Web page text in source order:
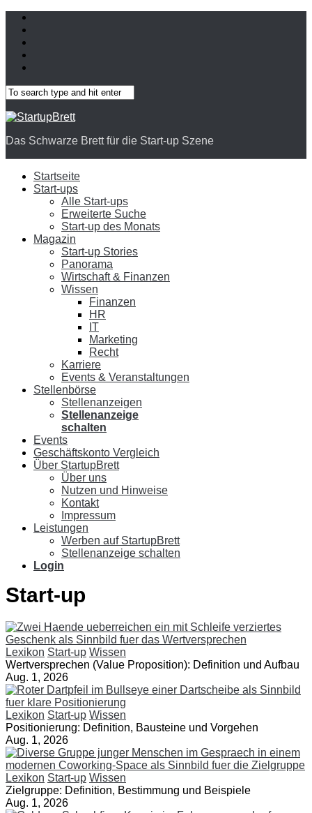
Das Schwarze Brett für die Start-up Szene
Startseite
Start-ups
Alle Start-ups
Erweiterte Suche
Start-up des Monats
Magazin
Start-up Stories
Panorama
Wirtschaft & Finanzen
Wissen
Finanzen
HR
IT
Marketing
Recht
Karriere
Events & Veranstaltungen
Stellenbörse
Stellenanzeigen
Stellenanzeige
schalten
Events
Geschäftskonto Vergleich
Über StartupBrett
Über uns
Nutzen und Hinweise
Kontakt
Impressum
Leistungen
Werben auf StartupBrett
Stellenanzeige schalten
Login
Start-up
Lexikon Start-up Wissen
Wertversprechen (Value Proposition): Definition und Aufbau
Aug. 1, 2026
Lexikon Start-up Wissen
Positionierung: Definition, Bausteine und Vorgehen
Aug. 1, 2026
Lexikon Start-up Wissen
Zielgruppe: Definition, Bestimmung und Beispiele
Aug. 1, 2026